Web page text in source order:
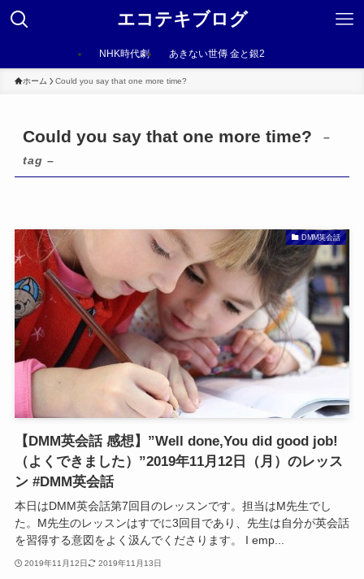
エコテキブログ
NHK時代劇 あきない世傳 金と銀2
ホーム Could you say that one more time?
Could you say that one more time?
–
tag –
DMM英会話
【DMM英会話 感想】”Well done,You did good job!
（よくできました）”2019年11月12日（月）のレッス
ン #DMM英会話
本日はDMM英会話第7回目のレッスンです。担当はM先生でし
た。M先生のレッスンはすでに3回目であり、先生は自分が英会話
を習得する意図をよく汲んでくださります。 I emp...
2019年11月12日 2019年11月13日